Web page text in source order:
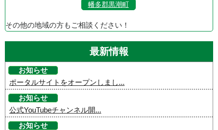
幡多郡黒潮町
その他の地域の方もご相談ください！
最新情報
お知らせ
ポータルサイトをオープンしまし...
お知らせ
公式YouTubeチャンネル開...
お知らせ